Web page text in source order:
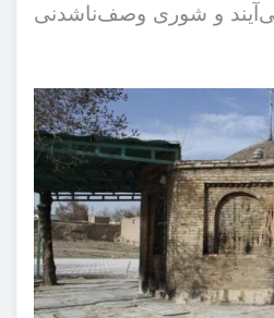
می‌آیند و شوری وصف‌ناشدنی